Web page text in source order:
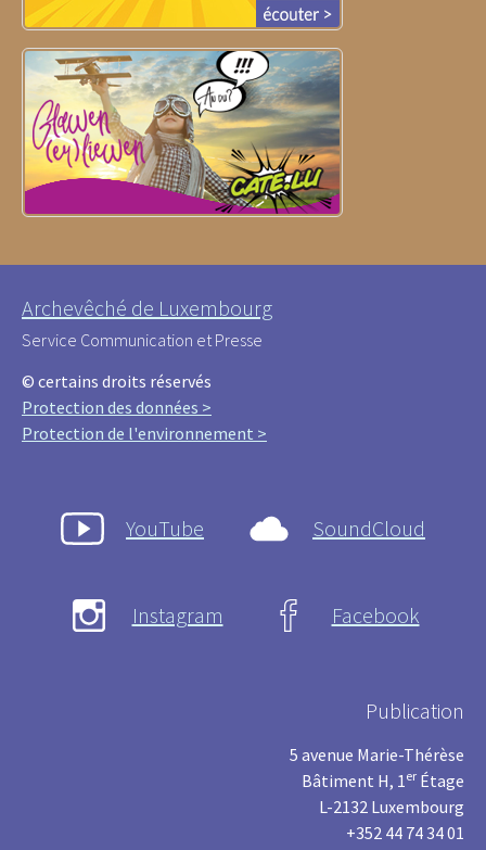
Archevêché de Luxembourg
Service Communication et Presse
© certains droits réservés
Protection des données >
Protection de l'environnement >
YouTube SoundCloud
Instagram Facebook
Publication
5 avenue Marie-Thérèse
Bâtiment H, 1 er Étage
L-2132 Luxembourg
+352 44 74 34 01